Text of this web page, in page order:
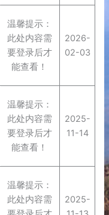
温馨提示：
此处内容需
要登录后才
能查看！
2026-
02-03
温馨提示：
此处内容需
要登录后才
能查看！
2025-
11-14
温馨提示：
此处内容需
2025-